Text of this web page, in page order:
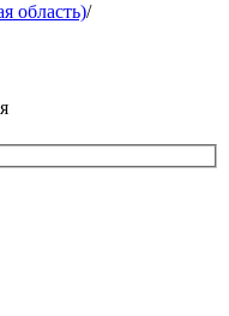
область)/